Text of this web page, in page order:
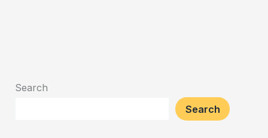
Search
Search